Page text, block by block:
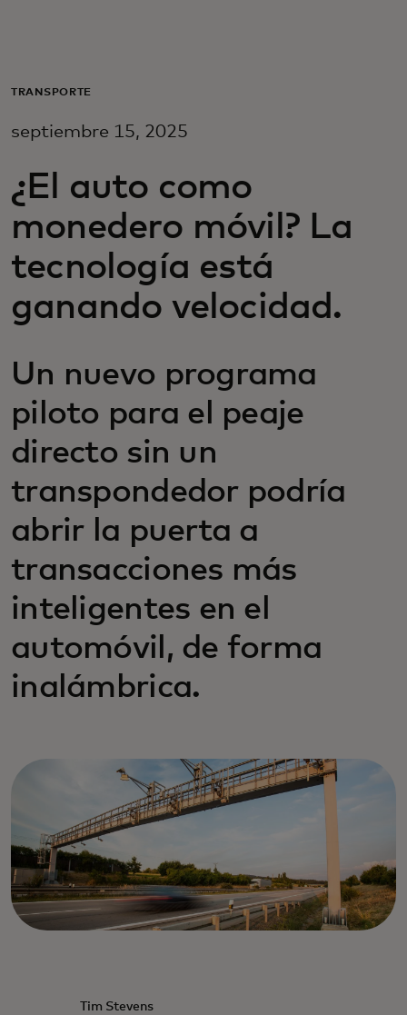
Para empresas
Para innovadores
Noticias y tendencias
TRANSPORTE
septiembre 15, 2025
¿El auto como
monedero móvil? La
tecnología está
ganando velocidad.
Un nuevo programa
piloto para el peaje
directo sin un
transpondedor podría
abrir la puerta a
transacciones más
inteligentes en el
automóvil, de forma
inalámbrica.
Tim Stevens